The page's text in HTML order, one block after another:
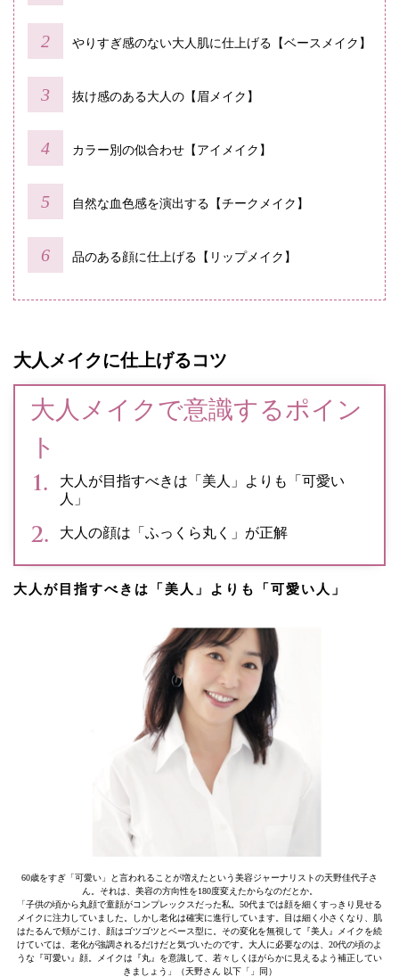
やりすぎ感のない大人肌に仕上げる【ベースメイク】
抜け感のある大人の【眉メイク】
カラー別の似合わせ【アイメイク】
自然な血色感を演出する【チークメイク】
品のある顔に仕上げる【リップメイク】
大人メイクに仕上げるコツ
大人メイクで意識するポイン
ト
大人が目指すべきは「美人」よりも「可愛い
人」
大人の顔は「ふっくら丸く」が正解
大人が目指すべきは「美人」よりも「可愛い人」
60歳をすぎ「可愛い」と言われることが増えたという美容ジャーナリストの天野佳代子さ
ん。それは、美容の方向性を180度変えたからなのだとか。
「子供の頃から丸顔で童顔がコンプレックスだった私。50代までは顔を細くすっきり見せる
メイクに注力していました。しかし老化は確実に進行しています。目は細く小さくなり、肌
はたるんで頬がこけ、顔はゴツゴツとベース型に。その変化を無視して『美人』メイクを続
けていては、老化が強調されるだけだと気づいたのです。大人に必要なのは、20代の頃のよ
うな『可愛い』顔。メイクは『丸』を意識して、若々しくほがらかに見えるよう補正してい
きましょう」（天野さん 以下「」同）